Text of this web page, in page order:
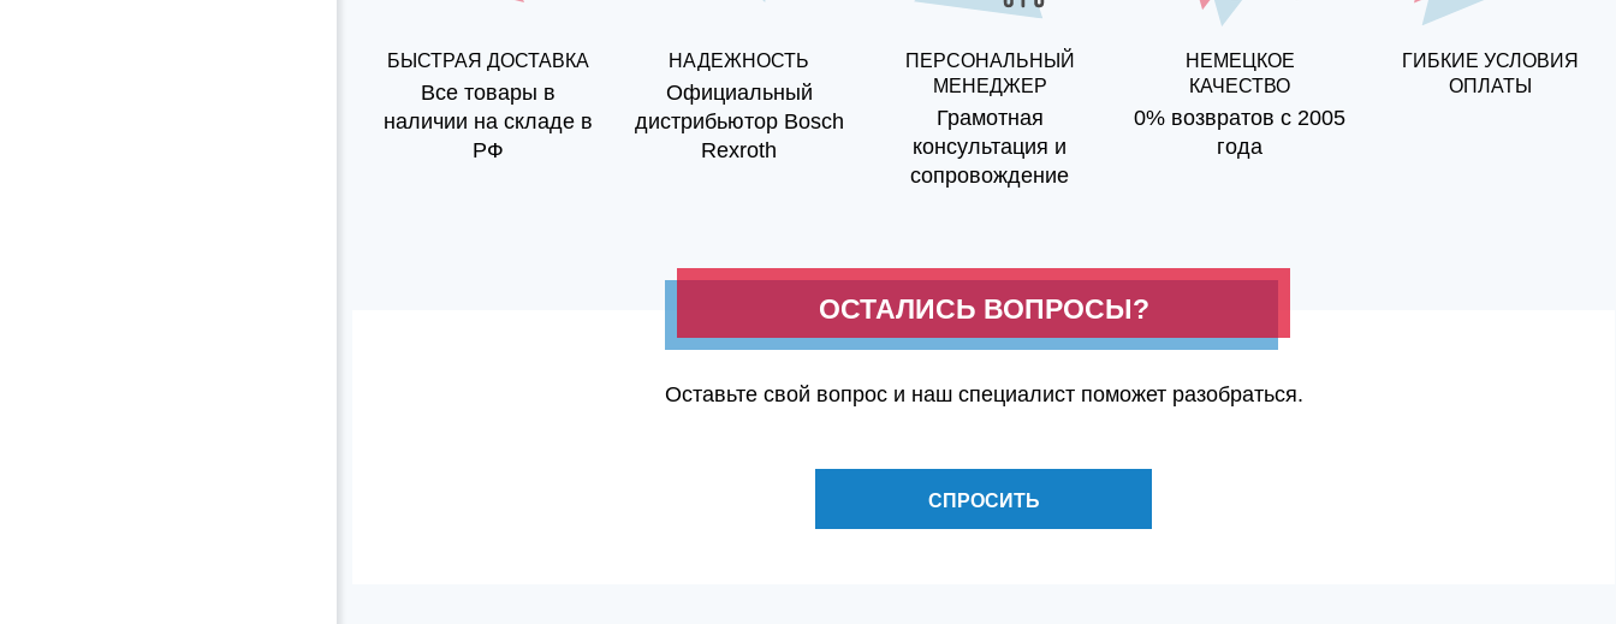
БЫСТРАЯ ДОСТАВКА
Все товары в
наличии на складе в
РФ
НАДЕЖНОСТЬ
Официальный
дистрибьютор Bosch
Rexroth
ПЕРСОНАЛЬНЫЙ
МЕНЕДЖЕР
Грамотная
консультация и
сопровождение
НЕМЕЦКОЕ
КАЧЕСТВО
0% возвратов с 2005
года
ГИБКИЕ УСЛОВИЯ
ОПЛАТЫ
ОСТАЛИСЬ ВОПРОСЫ?
Оставьте свой вопрос и наш специалист поможет разобраться.
СПРОСИТЬ